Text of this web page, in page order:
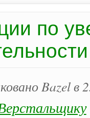
по
Bazel в